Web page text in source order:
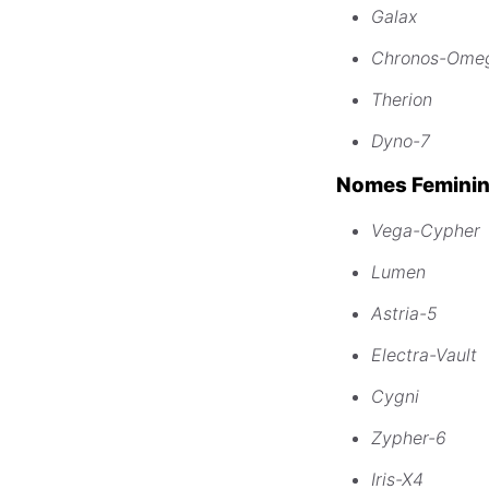
Galax
Chronos-
Therion
Dyno-7
Nomes
Vega-Cypher
Lumen
Astria-5
Electra-Vault
Cygni
Zypher-6
Iris-X4